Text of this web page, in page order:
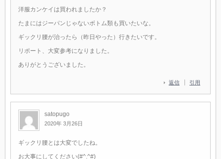
返信 引用
洋服カンケイは買われましたか？
たまにはジーパンじゃないボトム類も買いたいな。
ギックリ腰が治ったら（昨日やった）行きたいです。
リポート、大変参考になりました。
ありがとうございました。
satopugo
2020年 3月26日
ギックリ腰とは大変でしたね。
お大事にしてください(#^.^#)